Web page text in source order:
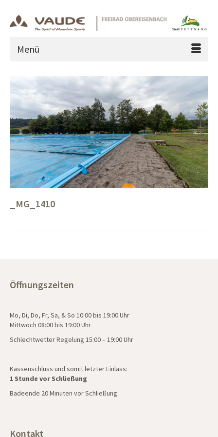
Menü
_MG_1410
Öffnungszeiten
Mo, Di, Do, Fr, Sa, & So 10:00 bis 19:00 Uhr
Mittwoch 08:00 bis 19:00 Uhr
Schlechtwetter Regelung 15:00 – 19:00 Uhr
Kassenschluss und somit letzter Einlass:
1 Stunde vor Schließung
Badeende 20 Minuten vor Schließung.
Kontakt